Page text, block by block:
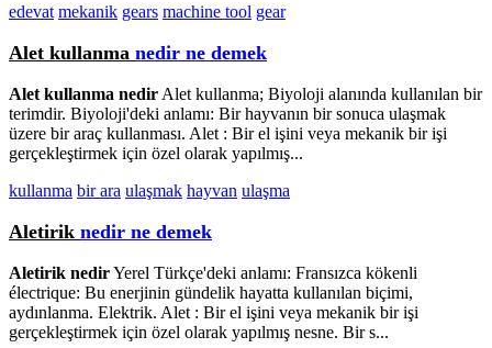
edevat mekanik gears machine tool gear
Alet kullanma nedir ne demek
Alet kullanma nedir Alet kullanma; Biyoloji alanında kullanılan bir
terimdir. Biyoloji'deki anlamı: Bir hayvanın bir sonuca ulaşmak
üzere bir araç kullanması. Alet : Bir el işini veya mekanik bir işi
gerçekleştirmek için özel olarak yapılmış...
kullanma bir ara ulaşmak hayvan ulaşma
Aletirik nedir ne demek
Aletirik nedirYerel Türkçe'deki anlamı: Fransızca kökenli
électrique: Bu enerjinin gündelik hayatta kullanılan biçimi,
aydınlanma. Elektrik. Alet : Bir el işini veya mekanik bir işi
gerçekleştirmek için özel olarak yapılmış nesne. Bir s...